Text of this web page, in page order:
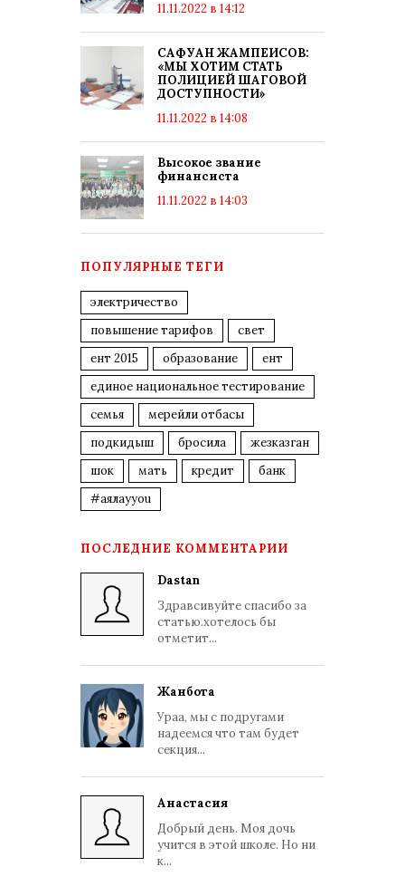
11.11.2022 в 14:12
САФУАН ЖАМПЕИСОВ:
«МЫ ХОТИМ СТАТЬ
ПОЛИЦИЕЙ ШАГОВОЙ
ДОСТУПНОСТИ»
11.11.2022 в 14:08
Высокое звание
финансиста
11.11.2022 в 14:03
ПОПУЛЯРНЫЕ ТЕГИ
электричество
повышение тарифов
свет
ент 2015
образование
ент
единое национальное тестирование
семья
мерейли отбасы
подкидыш
бросила
жезказган
шок
мать кредит
банк
#аялауyou
ПОСЛЕДНИЕ КОММЕНТАРИИ
Dastan
Здравсивуйте спасибо за
статью.хотелось бы
отметит...
Жанбота
Ураа, мы с подругами
надеемся что там будет
секция...
Анастасия
Добрый день. Моя дочь
учится в этой школе. Но ни
к...